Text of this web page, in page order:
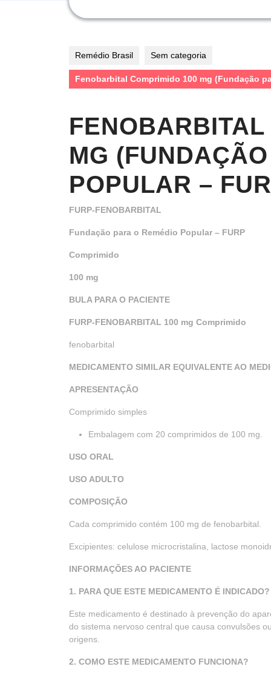
Remédio Brasil Sem categoria
Fenobarbital Comprimido 100 mg (Fundação
MG
POPULAR –
FURP-FENOBARBITAL
Fundação para o Remédio Popular – FURP
Comprimido
100 mg
BULA PARA O PACIENTE
FURP-FENOBARBITAL 100 mg Comprimido
fenobarbital
MEDICAMENTO SIMILAR EQUIVALENTE AO
APRESENTAÇÃO
Comprimido simples
Embalagem com 20 comprimidos de 100 mg.
USO ORAL
USO ADULTO
COMPOSIÇÃO
Cada comprimido contém 100 mg de fenobarbital.
Excipientes: celulose microcristalina, lactose
INFORMAÇÕES AO PACIENTE
1. PARA QUE ESTE MEDICAMENTO É INDICADO?
Este medicamento é destinado à prevenção do
do sistema nervoso central que causa convulsões
origens.
2. COMO ESTE MEDICAMENTO FUNCIONA?